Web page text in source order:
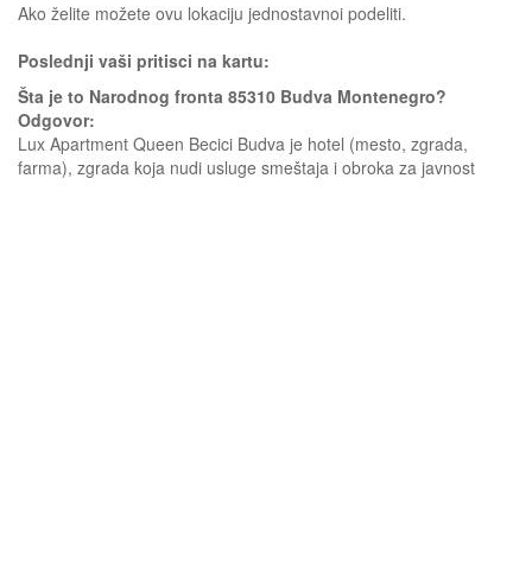
Ako želite možete ovu lokaciju jednostavnoi podeliti.
Poslednji vaši pritisci na kartu:
Šta je to Narodnog fronta 85310 Budva Montenegro?
Odgovor:
Lux Apartment Queen Becici Budva je hotel (mesto, zgrada,
farma), zgrada koja nudi usluge smeštaja i obroka za javnost